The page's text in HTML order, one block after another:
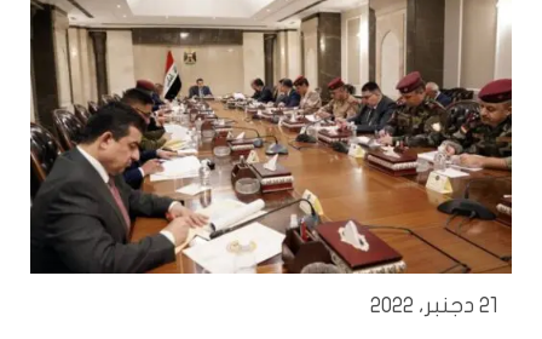
21 دجنبر، 2022